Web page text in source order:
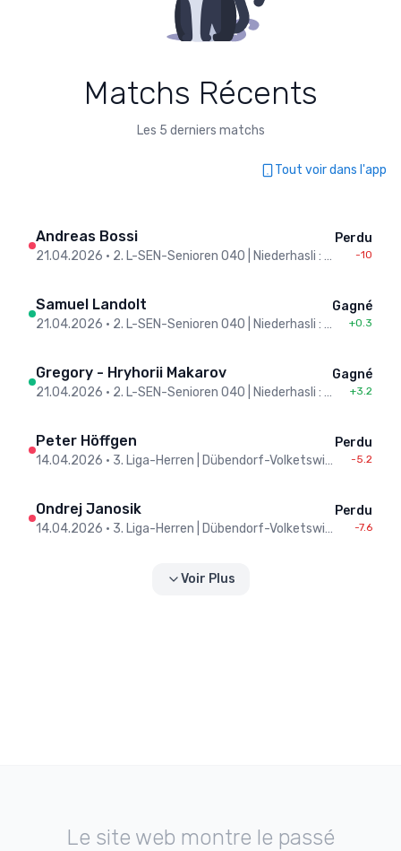
Matchs Récents
Les 5 derniers matchs
Tout voir dans l'app
Andreas Bossi
21.04.2026 • 2. L-SEN-Senioren O40 | Niederhasli : Chur II
Perdu
-10
Samuel Landolt
21.04.2026 • 2. L-SEN-Senioren O40 | Niederhasli : Chur II
Gagné
+0.3
Gregory - Hryhorii Makarov
21.04.2026 • 2. L-SEN-Senioren O40 | Niederhasli : Chur II
Gagné
+3.2
Peter Höffgen
14.04.2026 • 3. Liga-Herren | Dübendorf-Volketswil : Niederhasli II
Perdu
-5.2
Ondrej Janosik
14.04.2026 • 3. Liga-Herren | Dübendorf-Volketswil : Niederhasli II
Perdu
-7.6
Voir Plus
Le site web montre le passé